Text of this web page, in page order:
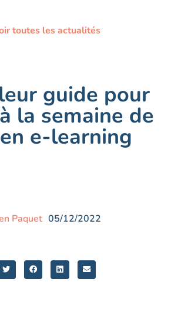
toutes les actualités
guide pour
la semaine de
e-learning
Paquet 05/12/2022